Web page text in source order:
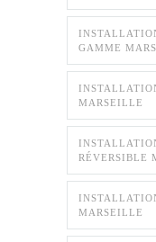
GAMME
MARSEILLE
RÉVERSIBLE
MARSEILLE